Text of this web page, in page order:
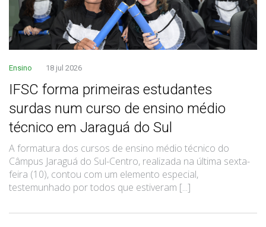
Ensino 18 jul 2026
IFSC forma primeiras estudantes
surdas num curso de ensino médio
técnico em Jaraguá do Sul
A formatura dos cursos de ensino médio técnico do
Câmpus Jaraguá do Sul-Centro, realizada na última sexta-
feira (10), contou com um elemento especial,
testemunhado por todos que estiveram [...]